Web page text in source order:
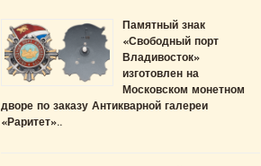
Памятный знак
«Свободный порт
Владивосток»
изготовлен на
Московском монетном
дворе по заказу Антикварной галереи
«Раритет»..